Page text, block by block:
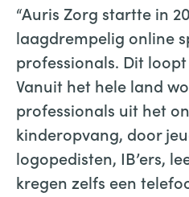
“Auris Zorg startte in
laagdrempelig online
professionals. Dit
Vanuit het hele land
professionals uit het
kinderopvang, door
logopedisten, IB’ers,
kregen zelfs een